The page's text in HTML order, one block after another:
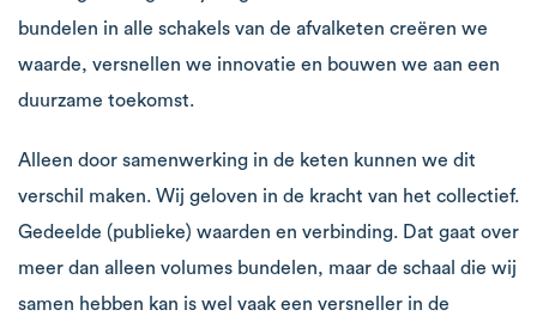
bundelen in alle schakels van de afvalketen creëren we
waarde, versnellen we innovatie en bouwen we aan een
duurzame toekomst.
Alleen door samenwerking in de keten kunnen we dit
verschil maken. Wij geloven in de kracht van het collectief.
Gedeelde (publieke) waarden en verbinding. Dat gaat over
meer dan alleen volumes bundelen, maar de schaal die wij
samen hebben kan is wel vaak een versneller in de